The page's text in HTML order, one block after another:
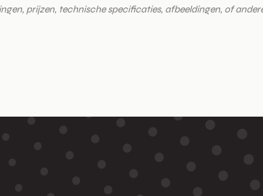
prijzen, technische specificaties, afbeeldingen, of